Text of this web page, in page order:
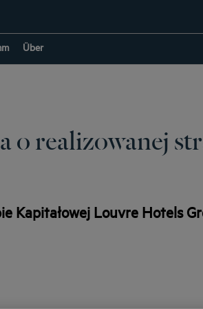
Über
o realizowanej
Kapitałowej Louvre Hotels